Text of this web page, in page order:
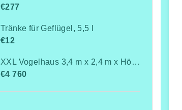
€277
Tränke für Geflügel, 5,5 l
€12
XXL Vogelhaus 3,4 m x 2,4 m x Höhe 2,6 m
€4 760